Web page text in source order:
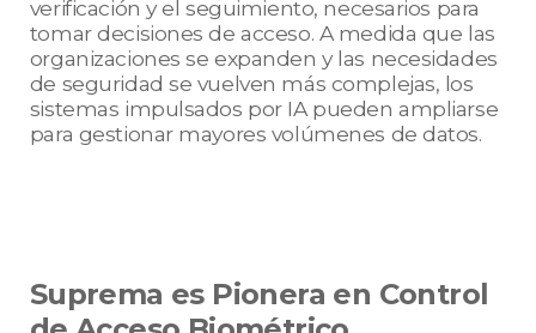
verificación y el seguimiento, necesarios para
tomar decisiones de acceso. A medida que las
organizaciones se expanden y las necesidades
de seguridad se vuelven más complejas, los
sistemas impulsados por IA pueden ampliarse
para gestionar mayores volúmenes de datos.
Suprema es Pionera en Control